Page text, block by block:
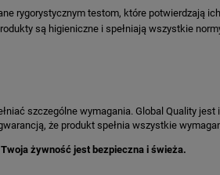
rygorystycznym testom, które potwierdzają
są higieniczne i spełniają wszystkie
szczególne wymagania. Global Quality
że produkt spełnia wszystkie
żywność jest bezpieczna i świeża.